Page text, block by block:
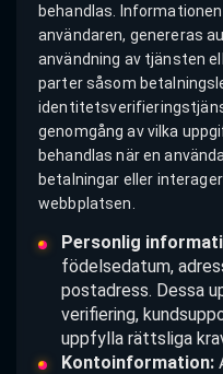
behandlas.
användaren, genereras
användning av tjänsten
parter såsom
genomgång av vilka
behandlas när en
betalningar eller
webbplatsen.
Personlig
födelsedatum,
postadress. Dessa
verifiering,
uppfylla rättsliga
Kontoinformation: